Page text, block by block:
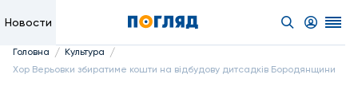
Новости
Головна / Культура /
Хор Верьовки збиратиме кошти на відбудову дитсадків Бородянщини